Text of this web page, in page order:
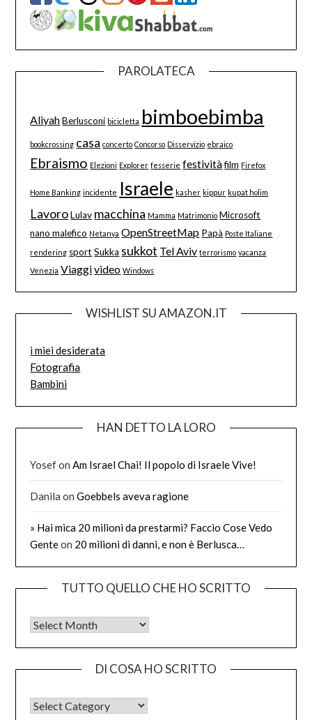
PAROLATECA
Aliyah Berlusconi bicicletta bimboebimba
bookcrossing casa concerto Concorso Disservizio ebraico
Ebraismo Elezioni Explorer fesserie festività film Firefox
Home Banking incidente Israele kasher kippur kupat holim
Lavoro Lulav macchina Mamma Matrimonio Microsoft
nano malefico Netanya OpenStreetMap Papà Poste Italiane
rendering sport Sukka sukkot Tel Aviv terrorismo vacanza
Venezia Viaggivideo Windows
WISHLIST SU AMAZON.IT
i miei desiderata
Fotografia
Bambini
HAN DETTO LA LORO
Yosefon Am Israel Chai! Il popolo di Israele Vive!
Danila onGoebbels aveva ragione
» Hai mica 20 milioni da prestarmi? Faccio Cose Vedo
Genteon 20 milioni di danni, e non è Berlusca…
TUTTO QUELLO CHE HO SCRITTO
Tutto quello che ho scritto
DI COSA HO SCRITTO
DI COSA HO SCRITTO